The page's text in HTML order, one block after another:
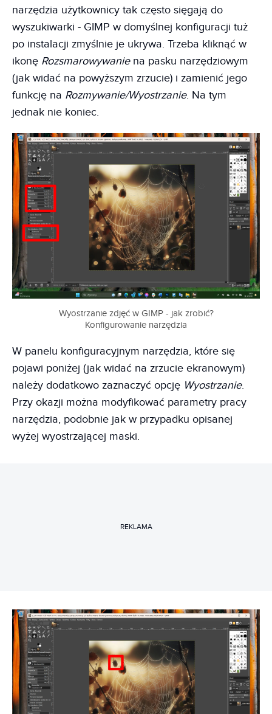
narzędzia użytkownicy tak często sięgają do
wyszukiwarki - GIMP w domyślnej konfiguracji tuż
po instalacji zmyślnie je ukrywa. Trzeba kliknąć w
ikonę Rozsmarowywaniena pasku narzędziowym
(jak widać na powyższym zrzucie) i zamienić jego
funkcję na Rozmywanie/Wyostrzanie. Na tym
jednak nie koniec.
Wyostrzanie zdjęć w GIMP - jak zrobić?
Konfigurowanie narzędzia
W panelu konfiguracyjnym narzędzia, które się
pojawi poniżej (jak widać na zrzucie ekranowym)
należy dodatkowo zaznaczyć opcję Wyostrzanie.
Przy okazji można modyfikować parametry pracy
narzędzia, podobnie jak w przypadku opisanej
wyżej wyostrzającej maski.
REKLAMA